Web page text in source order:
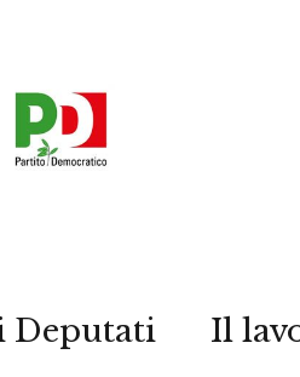
Deputati Il